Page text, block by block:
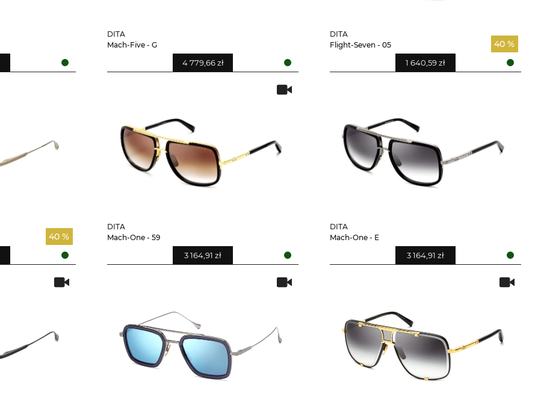
DITA
Mach-Five - G
4 779,66 zł
DITA
Flight-Seven - 05
40 %
1 640,59 zł
40 %
DITA
Mach-One - 59
3 164,91 zł
DITA
Mach-One - E
3 164,91 zł